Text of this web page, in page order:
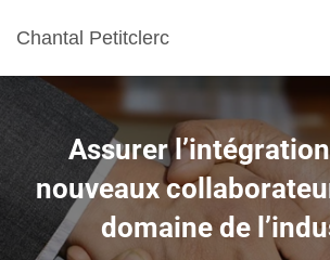
Chantal Petitclerc
Assurer
nouveaux
domaine de